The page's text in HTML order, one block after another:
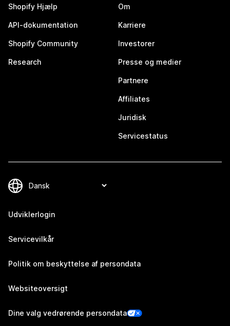
Shopify Hjælp
API-dokumentation
Shopify Community
Research
Om
Karriere
Investorer
Presse og medier
Partnere
Affiliates
Juridisk
Servicestatus
Udviklerlogin
Servicevilkår
Politik om beskyttelse af persondata
Websiteoversigt
Dine valg vedrørende persondata